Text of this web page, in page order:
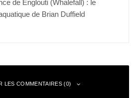
de Englouti (Whalefall) : le
de Brian Duffield
LES COMMENTAIRES (0)